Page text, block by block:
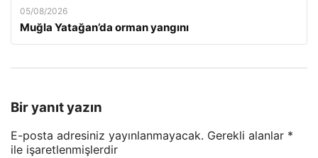
05/08/2026
Muğla Yatağan’da orman yangını
Bir yanıt yazın
E-posta adresiniz yayınlanmayacak. Gerekli alanlar *
ile işaretlenmişlerdir